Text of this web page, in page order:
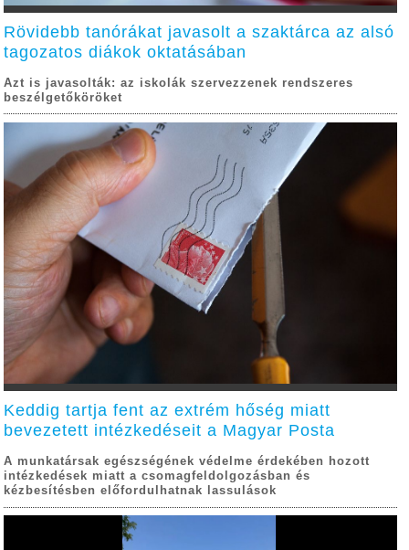
Rövidebb tanórákat javasolt a szaktárca az alsó
tagozatos diákok oktatásában
Azt is javasolták: az iskolák szervezzenek rendszeres
beszélgetőköröket
Keddig tartja fent az extrém hőség miatt
bevezetett intézkedéseit a Magyar Posta
A munkatársak egészségének védelme érdekében hozott
intézkedések miatt a csomagfeldolgozásban és
kézbesítésben előfordulhatnak lassulások